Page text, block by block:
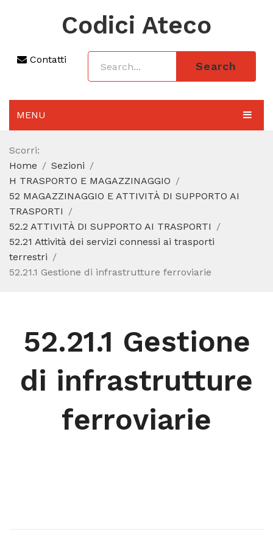
Codici Ateco
Contatti
Search
MENU
AGGIORNAMENTO 2025
SEZIONI
CODICE ATECO A COSA SERVE
REGIME FORFETTARIO
CODICE FISCALE
Scorri:
Home
Sezioni
H TRASPORTO E MAGAZZINAGGIO
52 MAGAZZINAGGIO E ATTIVITÀ DI SUPPORTO AI
TRASPORTI
52.2 ATTIVITÀ DI SUPPORTO AI TRASPORTI
52.21 Attività dei servizi connessi ai trasporti
terrestri
52.21.1 Gestione di infrastrutture ferroviarie
52.21.1 Gestione
di infrastrutture
ferroviarie